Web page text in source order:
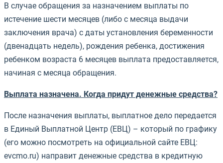
В случае обращения за назначением выплаты по
истечение шести месяцев (либо с месяца выдачи
заключения врача) с даты установления беременности
(двенадцать недель), рождения ребенка, достижения
ребенком возраста 6 месяцев выплата предоставляется,
начиная с месяца обращения.
Выплата назначена. Когда придут денежные средства?
После назначения выплаты, выплатное дело передается
в Единый Выплатной Центр (ЕВЦ) – который по графику
(его можно посмотреть на официальной сайте ЕВЦ:
evcmo.ru) направит денежные средства в кредитную